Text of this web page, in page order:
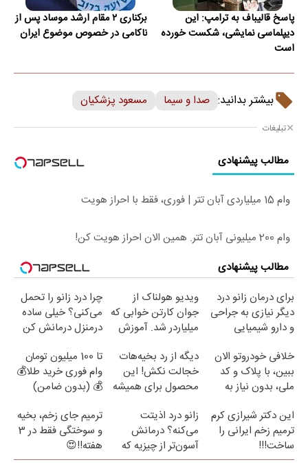
پاسخ قالیباف به ترامپ: این
دیپلماسی نمایشی، شکست خورده
است
برکناری ۲ مقام ارشد موساد پس از
ناکامی در خصوص موضوع ایران
بیشتر بدانید: صدا و سیما مسعود پزشکیان
تبلیغات
مطالب پیشنهادی
وام 15 میلیاردی آبان تتر | فوری، فقط با احراز هویت
وام 200 میلیونی آبان تتر. همین الان احراز هویت کن!
مطالب پیشنهادی
برای درمان زانو درد
دیگر نیازی به جراحی
و دارو شیمیایی
ویدیو هولناک از
جوان کارتن خوابی که
میلیاردر شد. آموزش
چرا درد زانو را تحمل
می‌کنی؟ خیلی ساده
درمنزل درمانش کن
خلافی خودروتو الان
ببین، با پلاک و کد
ملی، بدون نیاز به
دیگه از رد بخیه‌هات
خجالت نکش! این
محصول برای همیشه
تا 100 میلیون تومان
وام فوری خرید طلا💰
💰 (بدون ضامن)
این دکتر شیرازی کرم
ترمیم زخم ایرانی را
ساخت!!!
زانو درد اذیتت
می‌کنه؟ درمانش
آسون‌تر از چیزیه که
فکر
ترمیم جای زخم، بخیه
و سوختگی فقط در 3
هفته!!😍